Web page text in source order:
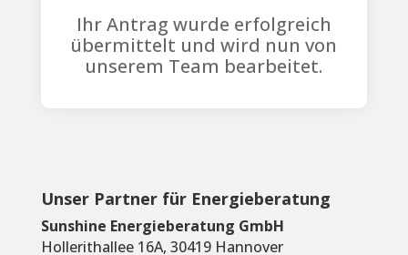
Ihr Antrag wurde erfolgreich
übermittelt und wird nun von
unserem Team bearbeitet.
Unser Partner für Energieberatung
Sunshine Energieberatung GmbH
Hollerithallee 16A, 30419 Hannover